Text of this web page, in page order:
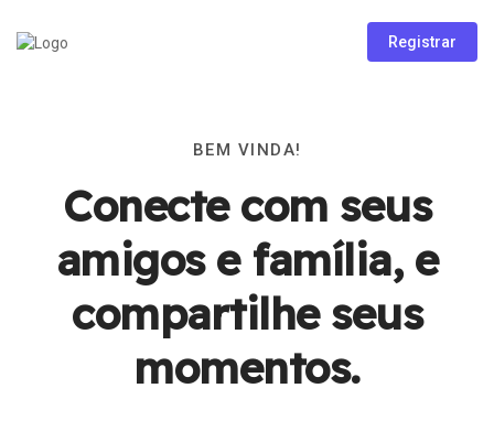
Registrar
BEM VINDA!
Conecte com seus
amigos e família, e
compartilhe seus
momentos.